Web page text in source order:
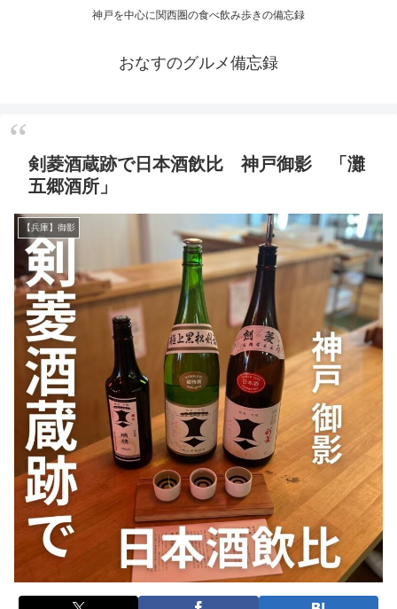
神戸を中心に関西圏の食べ飲み歩きの備忘録
おなすのグルメ備忘録
剣菱酒蔵跡で日本酒飲比 神戸御影 「灘
五郷酒所」
【兵庫】御影